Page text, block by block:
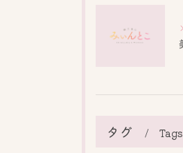
タグ Tags